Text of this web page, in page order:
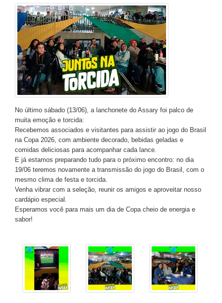
No último sábado (13/06), a lanchonete do Assary foi palco de
muita emoção e torcida:
Recebemos associados e visitantes para assistir ao jogo do Brasil
na Copa 2026, com ambiente decorado, bebidas geladas e
comidas deliciosas para acompanhar cada lance.
E já estamos preparando tudo para o próximo encontro: no dia
19/06 teremos novamente a transmissão do jogo do Brasil, com o
mesmo clima de festa e torcida.
Venha vibrar com a seleção, reunir os amigos e aproveitar nosso
cardápio especial.
Esperamos você para mais um dia de Copa cheio de energia e
sabor!